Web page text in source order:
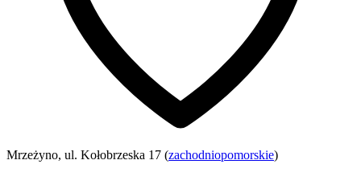
Mrzeżyno, ul. Kołobrzeska 17 (zachodniopomorskie)